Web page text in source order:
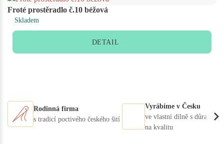
Froté prostěradlo č.10 béžová
Skladem
DETAIL
Rodinná firma
s tradicí poctivého českého šití
Vyrábíme v Česku
ve vlastní dílně s důrazem
na kvalitu